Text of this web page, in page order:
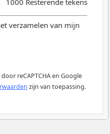
verzamelen van mijn
reCAPTCHA en Google
zijn van toepassing.